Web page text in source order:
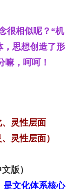
很相似呢？“机
，思想创造了形
嘛，呵呵！
灵性层面
灵性层面）
版）
文化体系核心